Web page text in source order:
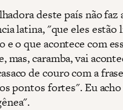
deste país não faz
latina, "que eles
e o que acontece com
mas, caramba, vai
de couro com a
pontos fortes". Eu